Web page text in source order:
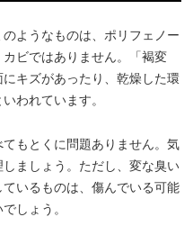
ようなものは、ポリフェノー
ビではありません。「褐変
にキズがあったり、乾燥した環
われています。
もとくに問題ありません。気
ましょう。ただし、変な臭い
いるものは、傷んでいる可能
しょう。